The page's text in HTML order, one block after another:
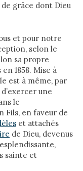
grâce dont Dieu
et pour notre
selon le
sa propre
1858. Mise à
est à même, par
une
le
Fils, en faveur de
et attachés
de Dieu, deve­nus
sainte et